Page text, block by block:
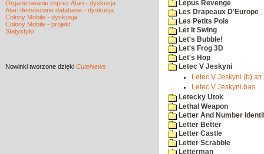
Organizowanie imprez Atari - dyskusja
Atari demoscene database - dyskusja
Colony Mobile - dyskusja
Colony Mobile - projekt
Statystyki
Nowinki tworzone dzięki CuteNews
Lepus Revenge
Les Drapeaux D'Europe
Les Petits Pois
Let It Swing
Let's Bubble!
Let's Frog 3D
Let's Hop
Letec V Jeskyni
Letec V Jeskyni (b).atr
Letec V Jeskyni.bas
Letecky Utok
Lethal Weapon
Letter And Number
Letter Better
Letter Castle
Letter Scrabble
Letterman